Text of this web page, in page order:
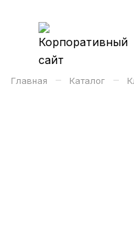
Главная – Каталог –